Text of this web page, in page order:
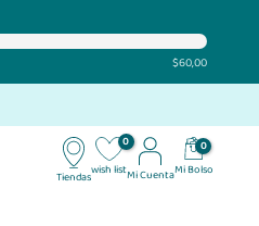
$60,00
Tiendas
0
wish listMi Cuenta
0
Mi Bolso